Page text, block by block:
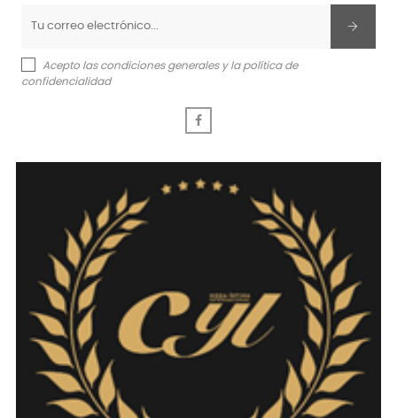
Acepto las condiciones generales y la política de
confidencialidad